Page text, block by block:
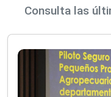
Consulta las